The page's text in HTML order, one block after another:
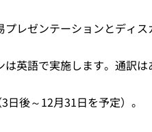
レゼンテーションとディス
英語で実施します。通訳は
後～12月31日を予定）。